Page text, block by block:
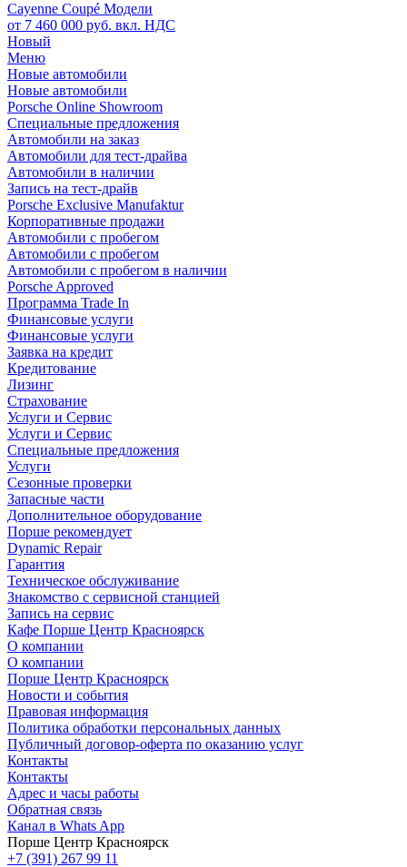
Cayenne Coupé Модели
от 7 460 000 руб. вкл. НДС
Новый
Меню
Новые автомобили
Новые автомобили
Porsche Online Showroom
Специальные предложения
Автомобили на заказ
Автомобили для тест-драйва
Автомобили в наличии
Запись на тест-драйв
Porsche Exclusive Manufaktur
Корпоративные продажи
Автомобили с пробегом
Автомобили с пробегом
Автомобили с пробегом в наличии
Porsche Approved
Программа Trade In
Финансовые услуги
Финансовые услуги
Заявка на кредит
Кредитование
Лизинг
Страхование
Услуги и Сервис
Услуги и Сервис
Специальные предложения
Услуги
Сезонные проверки
Запасные части
Дополнительное оборудование
Порше рекомендует
Dynamic Repair
Гарантия
Техническое обслуживание
Знакомство с сервисной станцией
Запись на сервис
Кафе Порше Центр Красноярск
О компании
О компании
Порше Центр Красноярск
Новости и события
Правовая информация
Политика обработки персональных данных
Публичный договор-оферта по оказанию услуг
Контакты
Контакты
Адрес и часы работы
Обратная связь
Канал в Whats App
Порше Центр Красноярск
+7 (391) 267 99 11